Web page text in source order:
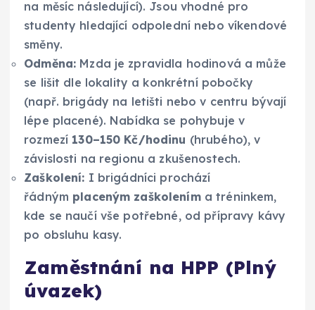
na měsíc následující). Jsou vhodné pro
studenty hledající odpolední nebo víkendové
směny.
Odměna: Mzda je zpravidla hodinová a může
se lišit dle lokality a konkrétní pobočky
(např. brigády na letišti nebo v centru bývají
lépe placené). Nabídka se pohybuje v
rozmezí 130–150 Kč/hodinu (hrubého), v
závislosti na regionu a zkušenostech.
Zaškolení: I brigádníci prochází
řádným placeným zaškoleníma tréninkem,
kde se naučí vše potřebné, od přípravy kávy
po obsluhu kasy.
Zaměstnání na HPP (Plný
úvazek)